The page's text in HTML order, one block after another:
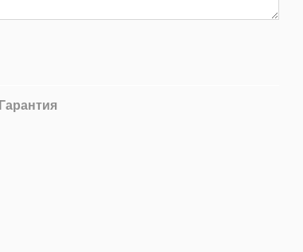
Гарантия